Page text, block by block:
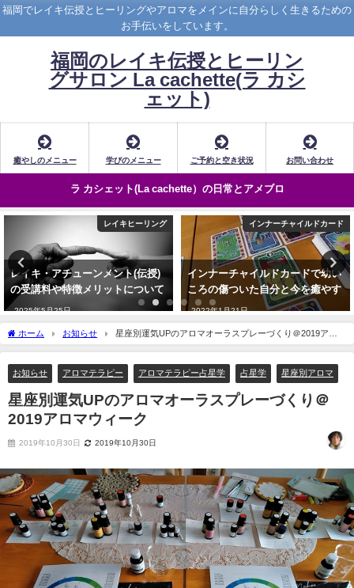
福岡でレイキ伝授とヒーリングやアロマをメインに自分らしく生きるための
お手伝いをしています。
福岡のレイキ伝授とヒーリン
グサロン La cachette(ラ カシ
ェット)
癒やしのメニュー 学びのメニュー ご予約と空き状況 お問い合わせ
ラ カシェット(La cachette）の日常とアメブロ
インナーチャイルドカード
インナーチャイルドカードで幼い
ころの傷ついた自分と今を癒やす
2022年1月21日
メディカルハーブ
メディカルハーブ検定とハーブ＆
ライフ検定を受験される方へ
2020年2月24日
ホーム お知らせ
星座別運気UPのアロマオーラスプレーづくり＠2019アロ
マウィーク
お知らせ アロマテラピー アロマテラピー占星学 占星学 星座別アロマ
星座別運気UPのアロマオーラスプレーづくり＠
2019アロマウィーク
2019年10月30日 2019年10月30日